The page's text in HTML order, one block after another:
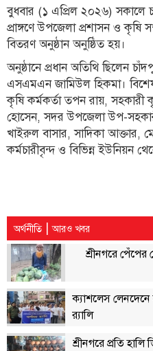
মতামত
ধর্ম
শিশু-
কিশোর
ক্যাম্পাস
সাহিত্য
ও
শিশু
ভ্রমণ
লাইফস্টাইল
এক্সক্লুসিভ
সোস্যাল
মিডিয়া
বুধবার (১ এপ্রিল ২০২৬)
প্রাঙ্গণে উপজেলা প্রশাসন ও কৃষি
বিতরণ অনুষ্ঠান অনুষ্ঠিত হয়।
অনুষ্ঠানে প্রধান অতিথি ছিলেন
এসএমএন জামিউল হিকমা।
কৃষি কর্মকর্তা তপন রায়, সহকারী
হোসেন, সদর উপজেলা উপ-
খাইরুল বাসার, সাদিকা আক্তার,
কর্মচারীবৃন্দ ও বিভিন্ন ইউনিয়ন
অর্থনীতি | আরও খবর
শ্রীনগরে
ক্যাশলেস লেনদেনে
র‍্যালি
শ্রীনগরে প্রতি